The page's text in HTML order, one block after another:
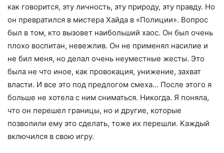
как говорится, эту личность, эту природу, эту правду. Но
он превратился в мистера Хайда в «Полиции». Вопрос
был в том, кто вызовет наибольший хаос. Он был очень
плохо воспитан, невежлив. Он не применял насилие и
не бил меня, но делал очень неуместные жесты. Это
была не что иное, как провокация, унижение, захват
власти. И все это под предлогом смеха… После этого я
больше не хотела с ним сниматься. Никогда. Я поняла,
что он перешел границы, но и другие, которые
позволили ему это сделать, тоже их перешли. Каждый
включился в свою игру.